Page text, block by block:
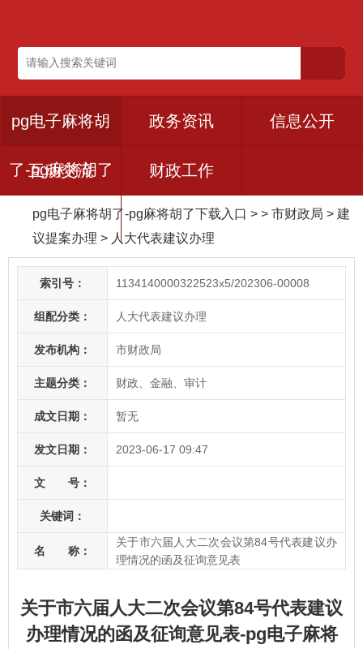
pg电子麻将胡
了-pg麻将胡了
下载入口
政务资讯 信息公开
互动交流 财政工作
pg电子麻将胡了-pg麻将胡了下载入口 > > 市财政局 > 建
议提案办理 > 人大代表建议办理
索引号： 1134140000322523x5/202306-00008
组配分类： 人大代表建议办理
发布机构： 市财政局
主题分类： 财政、金融、审计
成文日期： 暂无
发文日期： 2023-06-17 09:47
文 号：
关键词：
名 称：
关于市六届人大二次会议第84号代表建议办
理情况的函及征询意见表
关于市六届人大二次会议第84号代表建议
办理情况的函及征询意见表-pg电子麻将